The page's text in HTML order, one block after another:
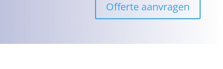
Offerte aanvragen